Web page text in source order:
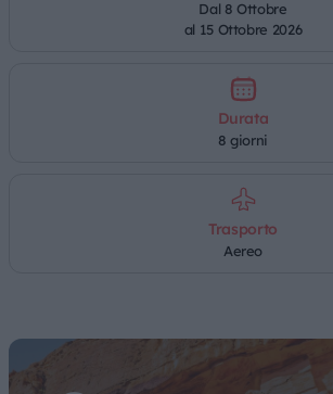
Dal 8 Ottobre
al 15 Ottobre 2026
Durata
8 giorni
Trasporto
Aereo